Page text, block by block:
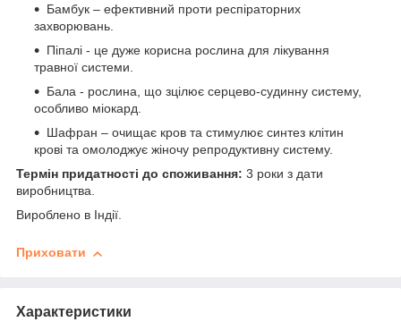
Бамбук – ефективний проти респіраторних
захворювань.
Піпалі - це дуже корисна рослина для лікування
травної системи.
Бала - рослина, що зцілює серцево-судинну систему,
особливо міокард.
Шафран – очищає кров та стимулює синтез клітин
крові та омолоджує жіночу репродуктивну систему.
Термін придатності до споживання: 3 роки з дати
виробництва.
Вироблено в Індії.
Приховати
Характеристики